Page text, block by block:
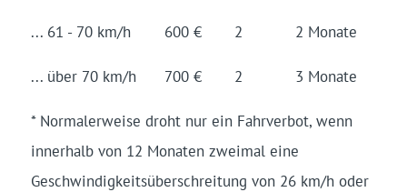
... 61 - 70 km/h 600 € 2 2 Monate
... über 70 km/h 700 € 2 3 Monate
* Normalerweise droht nur ein Fahrverbot, wenn
innerhalb von 12 Monaten zweimal eine
Geschwindigkeitsüberschreitung von 26 km/h oder